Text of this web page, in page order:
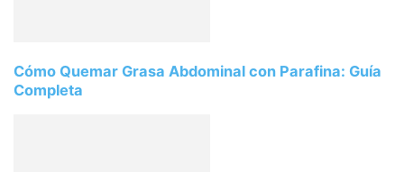
Cómo Quemar Grasa Abdominal con Parafina: Guía
Completa